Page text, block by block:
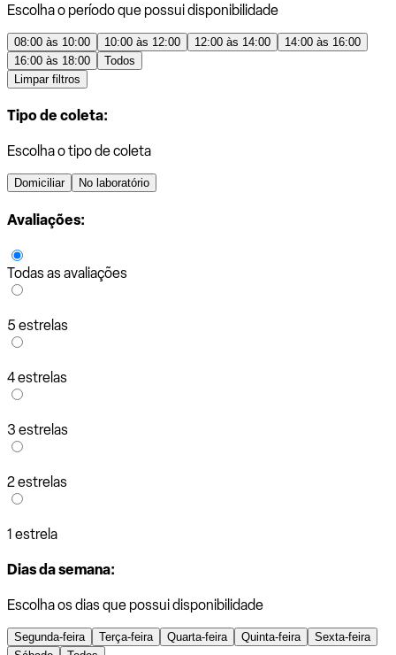
Escolha o período que possui disponibilidade
08:00 às 10:00 10:00 às 12:00 12:00 às 14:00
14:00 às 16:00
16:00 às 18:00
Todos
Limpar filtros
Tipo de coleta:
Escolha o tipo de coleta
Domiciliar No laboratório
Avaliações:
Todas as avaliações
5 estrelas
4 estrelas
3 estrelas
2 estrelas
1 estrela
Dias da semana:
Escolha os dias que possui disponibilidade
Segunda-feira Terça-feira Quarta-feira Quinta-feira
Sexta-feira